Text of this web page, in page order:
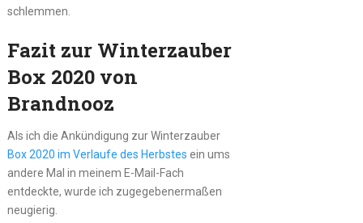
schlemmen.
Fazit zur Winterzauber
Box 2020 von
Brandnooz
Als ich die Ankündigung zur Winterzauber
Box 2020 im Verlaufe des Herbstes ein ums
andere Mal in meinem E-Mail-Fach
entdeckte, wurde ich zugegebenermaßen
neugierig.